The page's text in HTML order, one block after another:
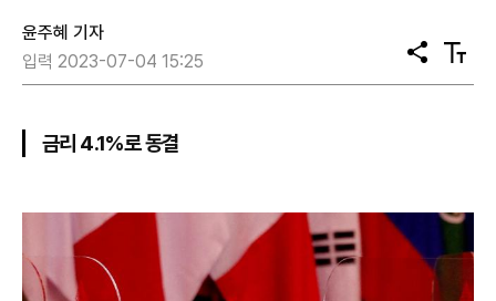
윤주혜 기자
입력 2023-07-04 15:25
공
유
텍
스
금리 4.1%로 동결